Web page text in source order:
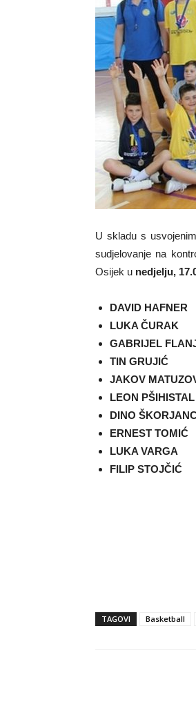
U skladu s
sudjelovanje na
Osijek u nedjelju,
DAVID HAFNER
LUKA ČURAK
GABRIJEL
TIN GRUJIĆ
JAKOV
LEON PŠIHISTAL
DINO
ERNEST TOMIĆ
LUKA VARGA
FILIP STOJČIĆ
TAGOVI Basketball